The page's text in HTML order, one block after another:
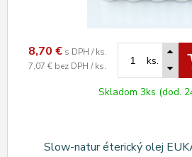
8,70 € s DPH / ks.
7,07 € bez DPH / ks. ks.
Skladom 3ks (dod.
Slow-natur éterický olej